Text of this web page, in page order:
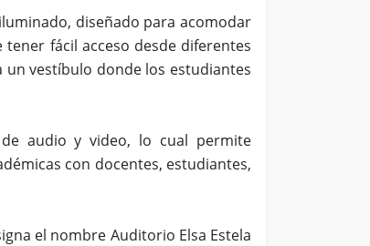
diseñado para acomodar
fácil acceso desde diferentes
vestíbulo donde los estudiantes
audio y video, lo cual permite
con docentes, estudiantes,
el nombre Auditorio Elsa Estela